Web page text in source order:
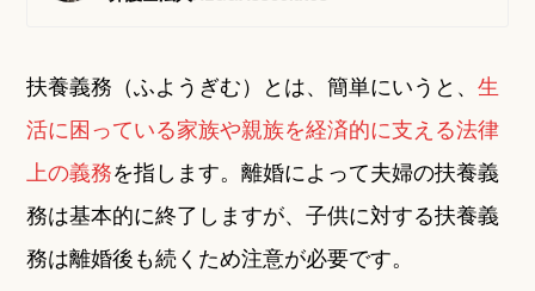
扶養義務（ふようぎむ）とは、簡単にいうと、生
活に困っている家族や親族を経済的に支える法律
上の義務を指します。離婚によって夫婦の扶養義
務は基本的に終了しますが、子供に対する扶養義
務は離婚後も続くため注意が必要です。